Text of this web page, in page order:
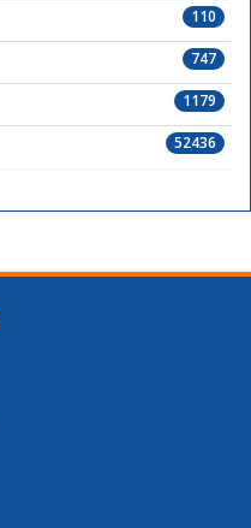
110
747
1179
52436